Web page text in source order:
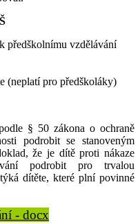
k předškolnímu vzdělávání
(neplatí pro předškoláky)
§ 50 zákona o ochraně
podrobit se stanoveným
že je dítě proti nákaze
podrobit pro trvalou
dítěte, které plní povinné
- docx